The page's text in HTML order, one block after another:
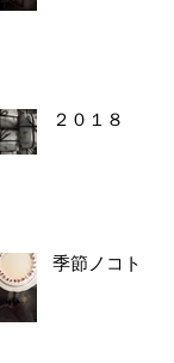
２０１８
季節ノコト